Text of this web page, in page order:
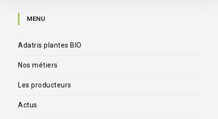
MENU
Adatris plantes BIO
Nos métiers
Les producteurs
Actus